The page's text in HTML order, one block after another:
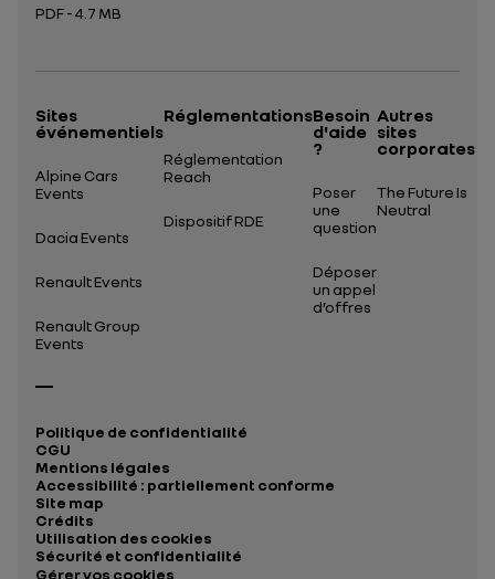
PDF - 4.7 MB
Sites
événementiels
Alpine Cars
Events
Dacia Events
Renault Events
Renault Group
Events
Réglementations
Réglementation
Reach
Dispositif RDE
Besoin
d'aide
?
Poser
une
question
Déposer
un appel
d’offres
Autres
sites
corporates
The Future Is
Neutral
Politique de confidentialité
CGU
Mentions légales
Accessibilité : partiellement conforme
Site map
Crédits
Utilisation des cookies
Sécurité et confidentialité
Gérer vos cookies